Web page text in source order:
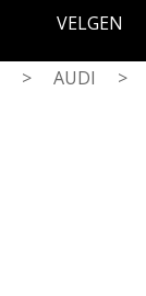
VELGEN
> AUDI >